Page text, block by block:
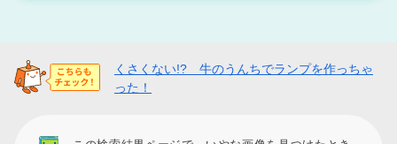
くさくない!? 牛のうんちでランプを作っちゃ
った！